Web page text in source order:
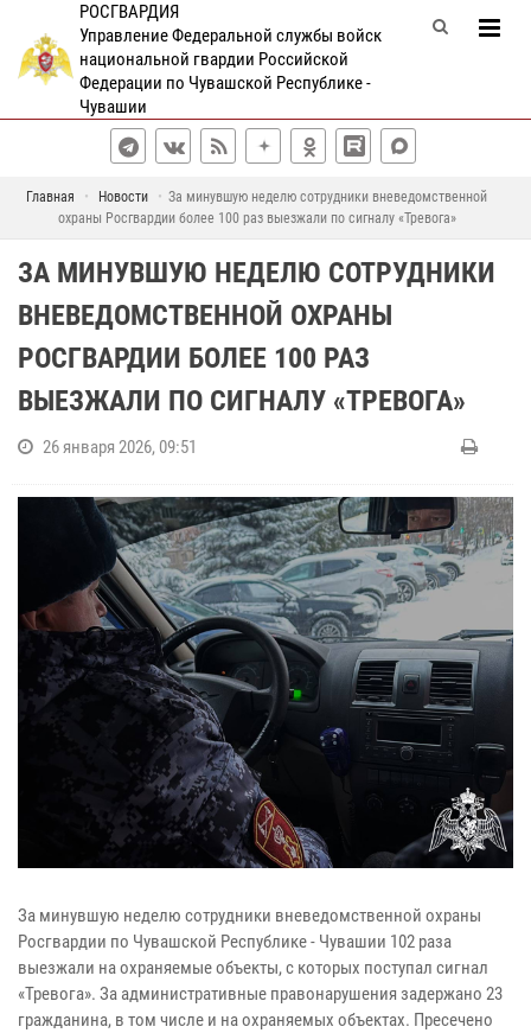
РОСГВАРДИЯ
Управление Федеральной службы войск
национальной гвардии Российской
Федерации по Чувашской Республике -
Чувашии
Главная Новости
За минувшую неделю сотрудники вневедомственной
охраны Росгвардии более 100 раз выезжали по сигналу «Тревога»
ЗА МИНУВШУЮ НЕДЕЛЮ СОТРУДНИКИ
ВНЕВЕДОМСТВЕННОЙ ОХРАНЫ
РОСГВАРДИИ БОЛЕЕ 100 РАЗ
ВЫЕЗЖАЛИ ПО СИГНАЛУ «ТРЕВОГА»
26 января 2026, 09:51
За минувшую неделю сотрудники вневедомственной охраны
Росгвардии по Чувашской Республике - Чувашии 102 раза
выезжали на охраняемые объекты, с которых поступал сигнал
«Тревога». За административные правонарушения задержано 23
гражданина, в том числе и на охраняемых объектах. Пресечено